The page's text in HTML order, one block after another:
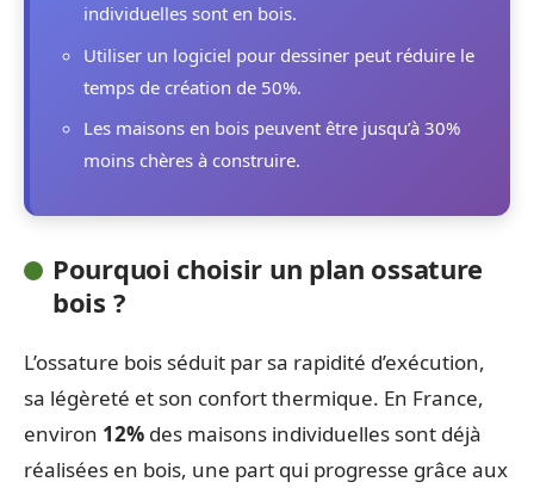
individuelles sont en bois.
Utiliser un logiciel pour dessiner peut réduire le
temps de création de 50%.
Les maisons en bois peuvent être jusqu’à 30%
moins chères à construire.
Pourquoi choisir un plan ossature
bois ?
L’ossature bois séduit par sa rapidité d’exécution,
sa légèreté et son confort thermique. En France,
environ 12% des maisons individuelles sont déjà
réalisées en bois, une part qui progresse grâce aux